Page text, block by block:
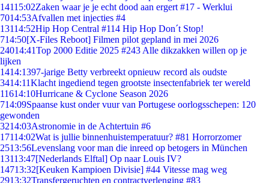
14115:02Zaken waar je je echt dood aan ergert #17 - Werklui
7014:53Afvallen met injecties #4
13114:52Hip Hop Central #114 Hip Hop Don´t Stop!
714:50[X-Files Reboot] Filmen pilot gepland in mei 2026
24014:41Top 2000 Editie 2025 #243 Alle dikzakken willen op je
lijken
1414:1397-jarige Betty verbreekt opnieuw record als oudste
3414:11Klacht ingediend tegen grootste insectenfabriek ter wereld
11614:10Hurricane & Cyclone Season 2026
714:09Spaanse kust onder vuur van Portugese oorlogsschepen: 120
gewonden
3214:03Astronomie in de Achtertuin #6
17114:02Wat is jullie binnenhuistemperatuur? #81 Horrorzomer
2513:56Levenslang voor man die inreed op betogers in München
13113:47[Nederlands Elftal] Op naar Louis IV?
14713:32[Keuken Kampioen Divisie] #44 Vitesse mag weg
2913:32Transfergeruchten en contractverlenging #83